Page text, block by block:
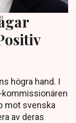
högra hand. I
kommissionären
mot svenska
av deras